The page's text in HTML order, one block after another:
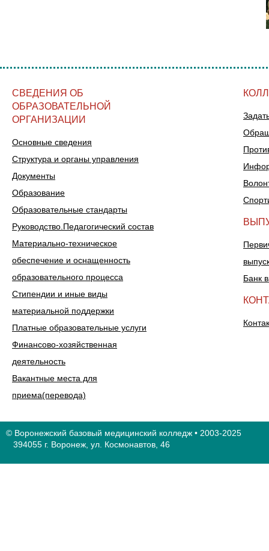
СВЕДЕНИЯ ОБ
ОБРАЗОВАТЕЛЬНОЙ
ОРГАНИЗАЦИИ
Основные сведения
Структура и органы управления
Документы
Образование
Образовательные стандарты
Руководство.Педагогический состав
Материально-техническое
обеспечение и оснащенность
образовательного процесса
Стипендии и иные виды
материальной поддержки
Платные образовательные услуги
Финансово-хозяйственная
деятельность
Вакантные места для
приема(перевода)
Банк
© Воронежский базовый медицинский колледж • 2003-2025
394055 г. Воронеж, ул. Космонавтов, 46